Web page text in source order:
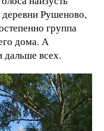
деревни Рушеново,
группа
дома. А
дальше всех.